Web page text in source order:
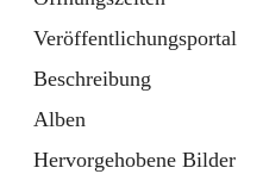
Veröffentlichungsportal
Beschreibung
Alben
Hervorgehobene Bilder